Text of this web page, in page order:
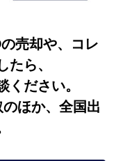
売却や、コレ
たら、
ください。
ほか、全国出